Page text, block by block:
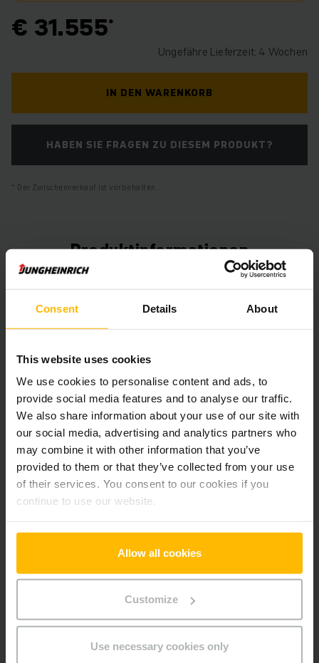
Consent Details About
This website uses cookies
We use cookies to personalise content and ads, to
provide social media features and to analyse our traffic.
We also share information about your use of our site with
our social media, advertising and analytics partners who
may combine it with other information that you’ve
provided to them or that they’ve collected from your use
of their services. You consent to our cookies if you
continue to use our website.
Allow all cookies
Customize
Use necessary cookies only
€ 31.555
Ungefähre Lieferzeit: 4 Wochen
IN DEN WARENKORB
HABEN SIE FRAGEN ZU DIESEM PRODUKT?
Der Zwischenverkauf ist vorbehalten.
Produktinformationen
Der folgende Abschnitt bietet eine umfassende
Zusammenfassung der technischen Spezifikationen und
Technische Daten
Batterie Blei-Säure, 48 V / 620 Ah
Ladegerät Ja, 48 V / 110 A
Batterie Aufarbeitungsjahr 2025
Baujahr
Hubhöhe 4550 mm
1796 h
Bauhöhe 2050 mm